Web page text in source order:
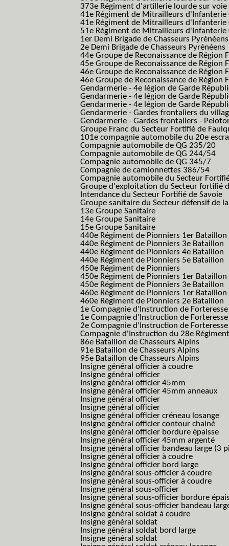
373e Régiment d'artillerie lourde sur
41e Régiment de Mitrailleurs d'Infanterie
41e Régiment de Mitrailleurs d'Infanterie
51e Régiment de Mitrailleurs d'Infanterie
1er Demi Brigade de Chasseurs Pyrénéens
2e Demi Brigade de Chasseurs Pyrénéens
44e Groupe de Reconaissance de Région
45e Groupe de Reconaissance de Région
46e Groupe de Reconaissance de Région
46e Groupe de Reconaissance de
Gendarmerie - 4e légion de Garde
Gendarmerie - 4e légion de Garde
Gendarmerie - 4e légion de Garde
Gendarmerie - Gardes frontaliers du
Gendarmerie - Gardes frontaliers -
Groupe Franc du Secteur Fortifié de
101e compagnie automobile du 20e
Compagnie automobile de QG 235/20
Compagnie automobile de QG 244/54
Compagnie automobile de QG 345/7
Compagnie de camionnettes 386/54
Compagnie automobile du Secteur
Groupe d'exploitation du Secteur fortifié
Intendance du Secteur Fortifié de Savoie
Groupe sanitaire du Secteur défensif de
13e Groupe Sanitaire
14e Groupe Sanitaire
15e Groupe Sanitaire
440e Régiment de Pionniers 1er Bataillon
440e Régiment de Pionniers 3e Bataillon
440e Régiment de Pionniers 4e Bataillon
440e Régiment de Pionniers 5e Bataillon
450e Régiment de Pionniers
450e Régiment de Pionniers 1er Bataillon
450e Régiment de Pionniers 3e Bataillon
460e Régiment de Pionniers 1er Bataillon
460e Régiment de Pionniers 2e Bataillon
1e Compagnie d'Instruction de
1e Compagnie d'Instruction de
2e Compagnie d'Instruction de
Compagnie d'Instruction du 28e
86e Bataillon de Chasseurs Alpins
91e Bataillon de Chasseurs Alpins
95e Bataillon de Chasseurs Alpins
Insigne général officier à coudre
Insigne général officier
Insigne général officier 45mm
Insigne général officier 45mm anneaux
Insigne général officier
Insigne général officier
Insigne général officier créneau losange
Insigne général officier contour chainé
Insigne général officier bordure épaisse
Insigne général officier 45mm argenté
Insigne général officier bandeau large (3
Insigne général officier à coudre
Insigne général officier bord large
Insigne général sous-officier à coudre
Insigne général sous-officier à coudre
Insigne général sous-officier
Insigne général sous-officier bordure
Insigne général sous-officier bandeau
Insigne général soldat à coudre
Insigne général soldat
Insigne général soldat bord large
Insigne général soldat